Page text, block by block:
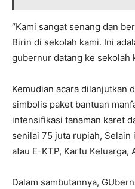
“Kami sangat senang dan
Birin di sekolah kami. Ini
gubernur datang ke sekolah
Kemudian acara dilanjutkan
simbolis paket bantuan
intensifikasi tanaman karet
senilai 75 juta rupiah,
atau E-KTP, Kartu Keluarga,
Dalam sambutannya,